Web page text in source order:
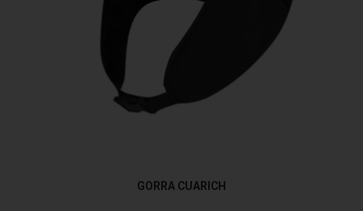
GORRA CUARICH